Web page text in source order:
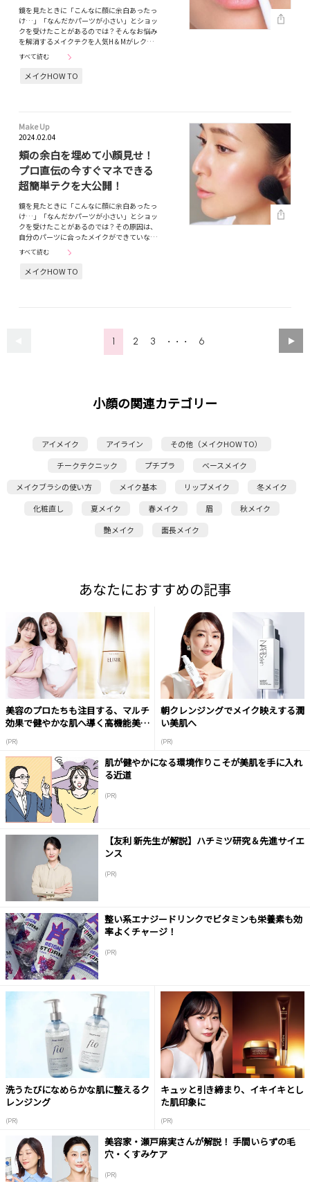
鏡を見たときに「こんなに顔に余白あったっ
け…」「なんだかパーツが小さい」とショッ
クを受けたことがあるのでは？そんなお悩み
を解消するメイクテクを人気H＆Mがレク…
すべて読む
メイクHOW TO
Make Up
2024.02.04
頬の余白を埋めて小顔見せ！
プロ直伝の今すぐマネできる
超簡単テクを大公開！
鏡を見たときに「こんなに顔に余白あったっ
け…」「なんだかパーツが小さい」とショッ
クを受けたことがあるのでは？その原因は、
自分のパーツに合ったメイクができていな…
すべて読む
メイクHOW TO
1 2 3 ・・・ 6
小顔の関連カテゴリー
アイメイク アイライン
その他（メイクHOW TO）
チークテクニック
プチプラ
ベースメイク
メイクブラシの使い方
メイク基本 リップメイク
冬メイク
化粧直し
夏メイク 春メイク 眉
秋メイク
艶メイク
面長メイク
あなたにおすすめの記事
美容のプロたちも注目する、マルチ
効果で健やかな肌へ導く高機能美容
(PR)
朝クレンジングでメイク映えする潤
い美肌へ
(PR)
肌が健やかになる環境作りこそが美肌を手に入れ
る近道
(PR)
【友利 新先生が解説】ハチミツ研究＆先進サイエ
ンス
(PR)
整い系エナジードリンクでビタミンも栄養素も効
率よくチャージ！
(PR)
洗うたびになめらかな肌に整えるク
レンジング
(PR)
キュッと引き締まり、イキイキとし
た肌印象に
(PR)
美容家・瀬戸麻実さんが解説！ 手間いらずの毛
穴・くすみケア
(PR)